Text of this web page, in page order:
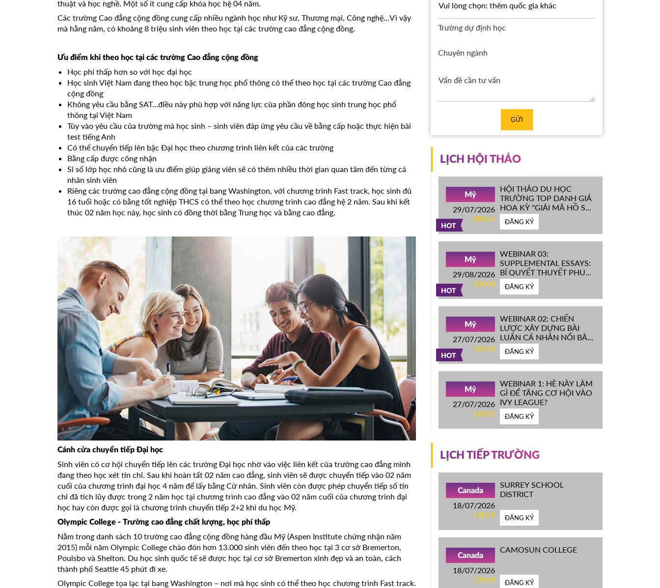
thuật và học nghề. Một số ít cung cấp khóa học hệ 04 năm.
Các trường Cao đẳng cộng đồng cung cấp nhiều ngành học như Kỹ sư, Thương mại, Công nghệ…Vì vậy
mà hằng năm, có khoảng 8 triệu sinh viên theo học tại các trường cao đẳng cộng đồng.
Ưu điểm khi theo học tại các trường Cao đẳng cộng đồng
Học phí thấp hơn so với học đại học
Học sinh Việt Nam đang theo học bậc trung học phổ thông có thể theo học tại các trường Cao đẳng
cộng đồng
Không yêu cầu bằng SAT…điều này phù hợp với năng lực của phần đông học sinh trung học phổ
thông tại Việt Nam
Tùy vào yêu cầu của trường mà học sinh – sinh viên đáp ứng yêu cầu về bằng cấp hoặc thực hiện bài
test tiếng Anh
Có thể chuyển tiếp lên bậc Đại học theo chương trình liên kết của các trường
Bằng cấp được công nhận
Sỉ số lớp học nhỏ cũng là ưu điểm giúp giảng viên sẽ có thêm nhiều thời gian quan tâm đến từng cá
nhân sinh viên
Riêng các trường cao đẳng cộng đồng tại bang Washington, với chương trình Fast track, học sinh đủ
16 tuổi hoặc có bằng tốt nghiệp THCS có thể theo học chương trình cao đẳng hệ 2 năm. Sau khi kết
thúc 02 năm học này, học sinh có đồng thời bằng Trung học và bằng cao đẳng.
Cánh cửa chuyển tiếp Đại học
Sinh viên có cơ hội chuyển tiếp lên các trường Đại học nhờ vào việc liên kết của trường cao đẳng mình
đang theo học xét tín chỉ. Sau khi hoàn tất 02 năm cao đẳng, sinh viên sẽ được chuyển tiếp vào 02 năm
cuối của chương trình đại học 4 năm để lấy bằng Cử nhân. Sinh viên còn được phép chuyển tiếp số tín
chỉ đã tích lũy được trong 2 năm học tại chương trình cao đẳng vào 02 năm cuối của chương trình đại
học hay còn được gọi là chương trình chuyển tiếp 2+2 khi du học Mỹ.
Olympic College - Trường cao đẳng chất lượng, học phí thấp
Nằm trong danh sách 10 trường cao đẳng cộng đồng hàng đầu Mỹ (Aspen Institute chứng nhận năm
2015) mỗi năm Olympic College chào đón hơn 13.000 sinh viên đến theo học tại 3 cơ sở Bremerton,
Poulsbo và Shelton. Du học sinh quốc tế sẽ được học tại cơ sở Bremerton xinh đẹp và an toàn, cách
thành phố Seattle 45 phút đi xe.
Olympic College tọa lạc tại bang Washington – nơi mà học sinh có thể theo học chương trình Fast track.
Trường dự định học
Chuyên ngành
GỬI
LỊCH HỘI THẢO
HOT
Mỹ
29/07/2026
08h54
HỘI THẢO DU HỌC
TRƯỜNG TOP DANH GIÁ
HOA KỲ ''GIẢI MÃ HỒ SƠ
IVY LEAGUE''
ĐĂNG KÝ
HOT
Mỹ
29/08/2026
10h00
WEBINAR 03:
SUPPLEMENTAL ESSAYS:
BÍ QUYẾT THUYẾT PHỤC
HỘI ĐỒNG TUYỂN SINH
ĐH TOP ĐẦU MỸ
ĐĂNG KÝ
HOT
Mỹ
27/07/2026
16h10
WEBINAR 02: CHIẾN
LƯỢC XÂY DỰNG BÀI
LUẬN CÁ NHÂN NỔI BẬT
CHINH PHỤC ĐH TOP
ĐẦU MỸ
ĐĂNG KÝ
Mỹ
27/07/2026
16h22
WEBINAR 1: HÈ NÀY LÀM
GÌ ĐỂ TĂNG CƠ HỘI VÀO
IVY LEAGUE?
ĐĂNG KÝ
LỊCH TIẾP TRƯỜNG
Canada
18/07/2026
13h59
SURREY SCHOOL
DISTRICT
ĐĂNG KÝ
Canada
18/07/2026
13h59
CAMOSUN COLLEGE
ĐĂNG KÝ